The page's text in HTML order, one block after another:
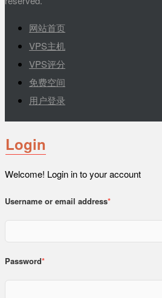
网站首页
VPS主机
VPS评分
免费空间
用户登录
Login
Welcome! Login in to your account
Username or email address*
Password*